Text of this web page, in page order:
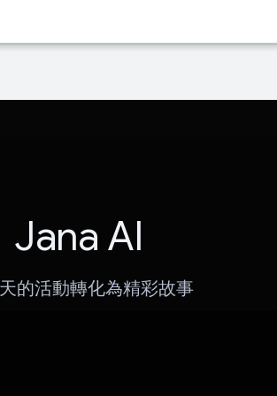
Jana AI
的活動轉化為精彩故事